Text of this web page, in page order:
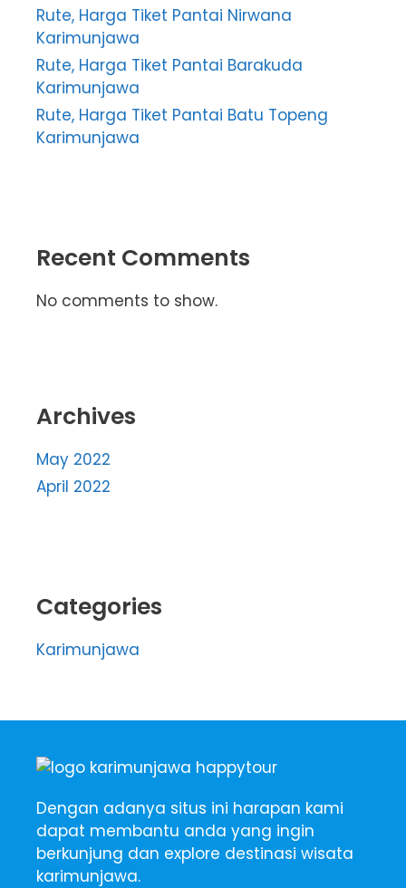
Rute, Harga Tiket Pantai Nirwana
Karimunjawa
Rute, Harga Tiket Pantai Barakuda
Karimunjawa
Rute, Harga Tiket Pantai Batu Topeng
Karimunjawa
Recent Comments
No comments to show.
Archives
May 2022
April 2022
Categories
Karimunjawa
Dengan adanya situs ini harapan kami
dapat membantu anda yang ingin
berkunjung dan explore destinasi wisata
karimunjawa.